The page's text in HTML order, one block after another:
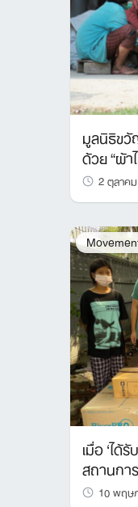
มูลนิธิข
ด้วย “ผ้
2 ตุลาค
เมื่อ ‘ได้
สถานก
10 พฤษ